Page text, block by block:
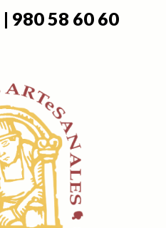
980 58 60 60